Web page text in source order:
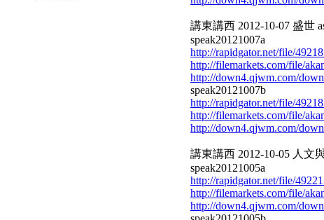
講東講西 2012-10-07 盛世
speak20121007a
http://rapidgator.net/file/
http://filemarkets.com/file/
http://down4.qjwm.com/
speak20121007b
http://rapidgator.net/file/
http://filemarkets.com/file/
http://down4.qjwm.com/
講東講西 2012-10-05 人文
speak20121005a
http://rapidgator.net/file/
http://filemarkets.com/file/
http://down4.qjwm.com/